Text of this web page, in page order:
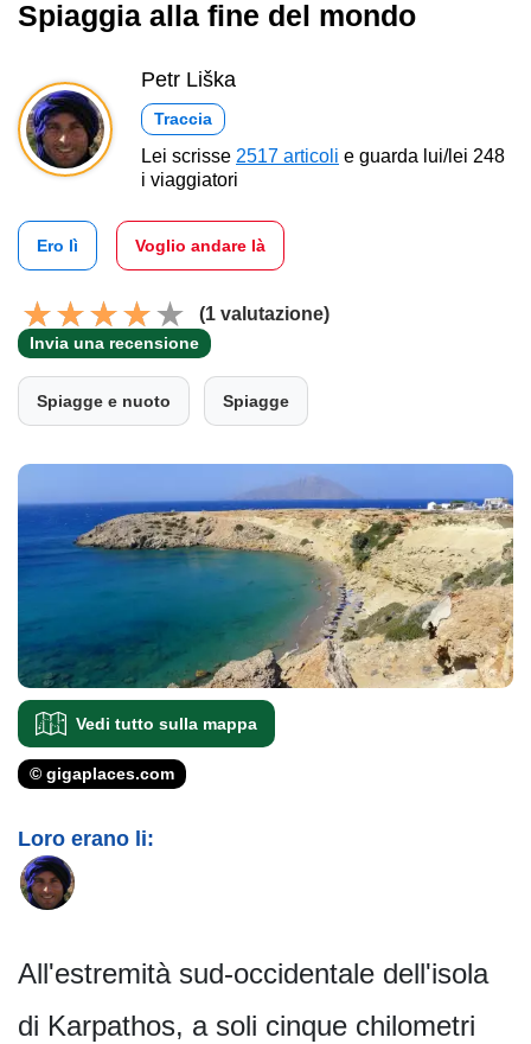
Spiaggia alla fine del mondo
Petr Liška
Traccia
Lei scrisse 2517 articoli e guarda lui/lei 248
i viaggiatori
Ero lì Voglio andare là
(1 valutazione)
Invia una recensione
Spiagge e nuoto Spiagge
Vedi tutto sulla mappa
© gigaplaces.com
Loro erano li:
All'estremità sud-occidentale dell'isola
di Karpathos, a soli cinque chilometri